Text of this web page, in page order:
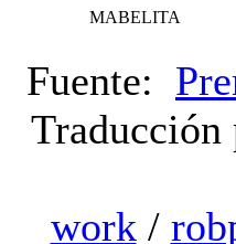
MABELITA
Fuente:
Traducción
work /